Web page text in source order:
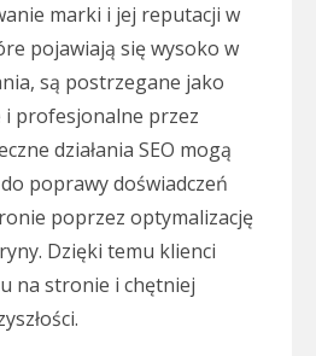
marki i jej reputacji w
pojawiają się wysoko w
są postrzegane jako
profesjonalne przez
działania SEO mogą
poprawy doświadczeń
poprzez optymalizację
Dzięki temu klienci
na stronie i chętniej